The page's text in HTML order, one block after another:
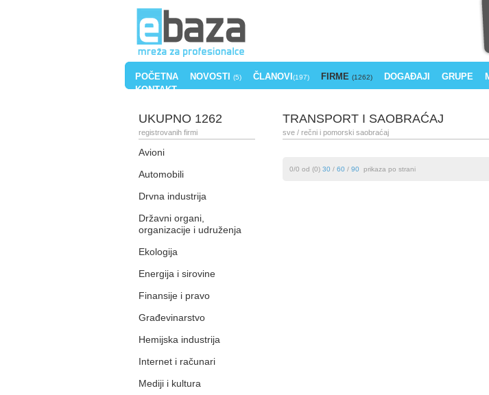
POČETNA NOVOSTI (5) ČLANOVI (197) FIRME (1262) DOGAĐAJI GRUPE
KONTAKT
UKUPNO 1262
registrovanih firmi
Avioni
Automobili
Drvna industrija
Državni organi,
organizacije i udruženja
Ekologija
Energija i sirovine
Finansije i pravo
Građevinarstvo
Hemijska industrija
Internet i računari
Mediji i kultura
TRANSPORT I SAOBRAĆAJ
sve / rečni i pomorski saobraćaj
0/0 od (0) 30 / 60 / 90 prikaza po strani